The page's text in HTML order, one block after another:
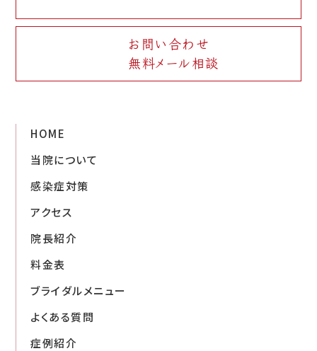
お問い合わせ
無料メール相談
HOME
当院について
感染症対策
アクセス
院長紹介
料金表
ブライダルメニュー
よくある質問
症例紹介